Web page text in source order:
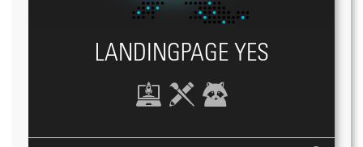
LANDINGPAGE YES